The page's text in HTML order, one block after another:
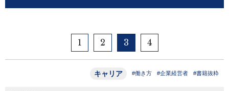
1 2 3 4
キャリア #働き方 #企業経営者 #書籍抜粋